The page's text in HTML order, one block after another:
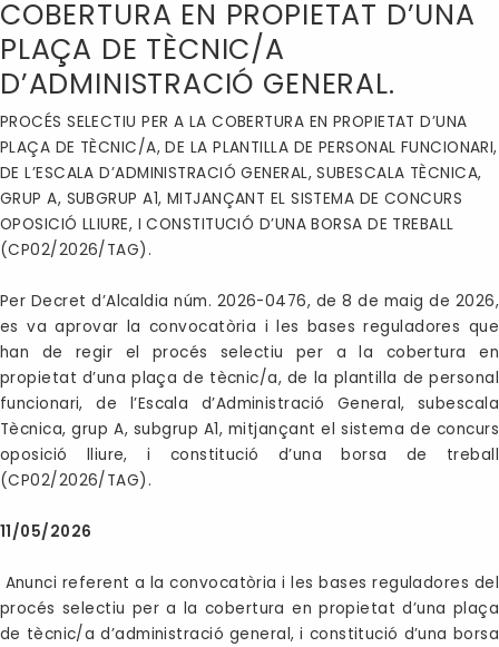
COBERTURA EN PROPIETAT D’UNA
PLAÇA DE TÈCNIC/A
D’ADMINISTRACIÓ GENERAL.
PROCÉS SELECTIU PER A LA COBERTURA EN PROPIETAT D’UNA
PLAÇA DE TÈCNIC/A, DE LA PLANTILLA DE PERSONAL FUNCIONARI,
DE L’ESCALA D’ADMINISTRACIÓ GENERAL, SUBESCALA TÈCNICA,
GRUP A, SUBGRUP A1, MITJANÇANT EL SISTEMA DE CONCURS
OPOSICIÓ LLIURE, I CONSTITUCIÓ D’UNA BORSA DE TREBALL
(CP02/2026/TAG).
Per Decret d’Alcaldia núm. 2026-0476, de 8 de maig de 2026,
es va aprovar la convocatòria i les bases reguladores que
han de regir el procés selectiu per a la cobertura en
propietat d’una plaça de tècnic/a, de la plantilla de personal
funcionari, de l’Escala d’Administració General, subescala
Tècnica, grup A, subgrup A1, mitjançant el sistema de concurs
oposició lliure, i constitució d’una borsa de treball
(CP02/2026/TAG).
11/05/2026
Anunci referent a la convocatòria i les bases reguladores del
procés selectiu per a la cobertura en propietat d’una plaça
de tècnic/a d’administració general, i constitució d’una borsa